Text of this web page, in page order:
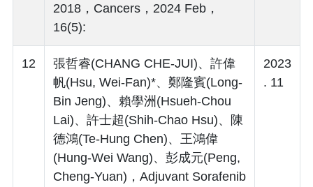
2018，Cancers，2024 Feb，
16(5):
12
張哲睿(CHANG CHE-JUI)、許偉
帆(Hsu, Wei-Fan)*、鄭隆賓(Long-
Bin Jeng)、賴學洲(Hsueh-Chou
Lai)、許士超(Shih-Chao Hsu)、陳
德鴻(Te-Hung Chen)、王鴻偉
(Hung-Wei Wang)、彭成元(Peng,
Cheng-Yuan)，Adjuvant Sorafenib
2023
. 11